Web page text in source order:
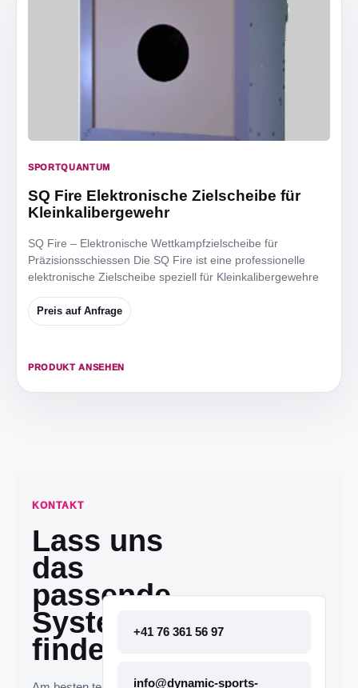
SPORTQUANTUM
SQ Fire Elektronische Zielscheibe für
Kleinkalibergewehr
SQ Fire – Elektronische Wettkampfzielscheibe für
Präzisionsschiessen Die SQ Fire ist eine professionelle
elektronische Zielscheibe speziell für Kleinkalibergewehre
Preis auf Anfrage
PRODUKT ANSEHEN
KONTAKT
Lass uns
das
passende
System
finden.
+41 76 361 56 97
info@dynamic-sports-